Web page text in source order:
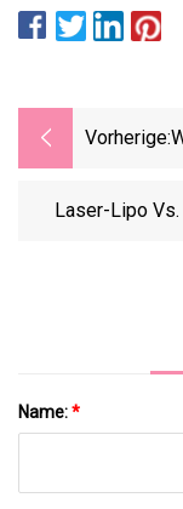
Vorherige:
Laser-Lipo Vs.
Name:*